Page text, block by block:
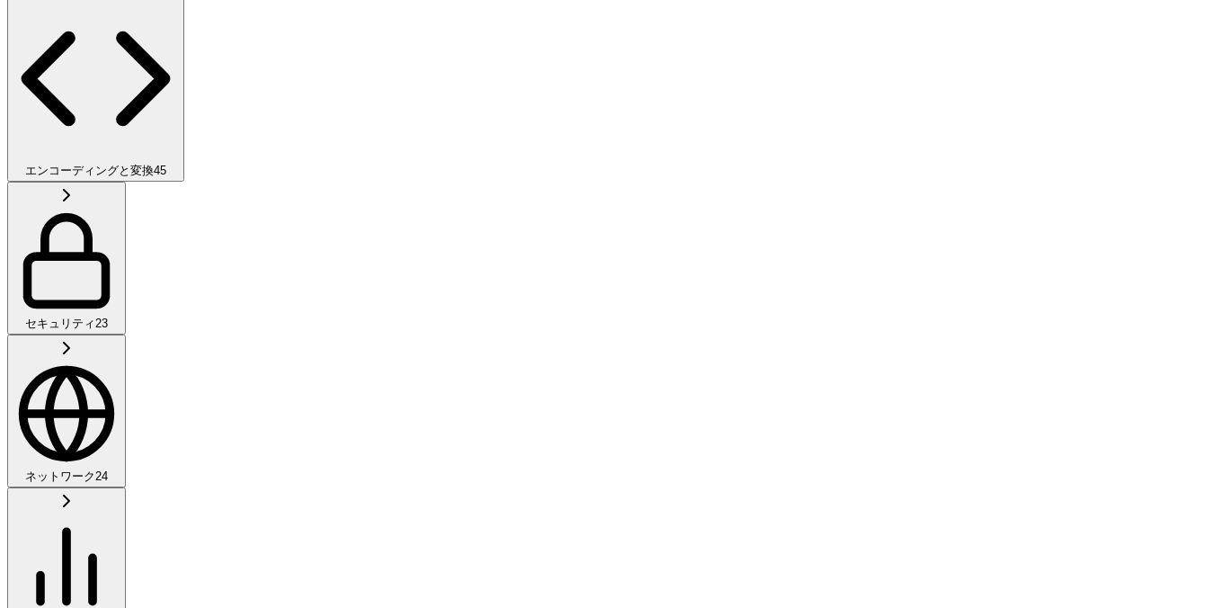
エンコーディングと変換45
セキュリティ23
ネットワーク24